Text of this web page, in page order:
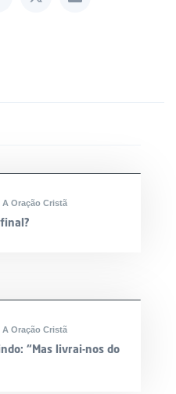
A Oração Cristã
A Oração Cristã
“Mas livrai-nos do